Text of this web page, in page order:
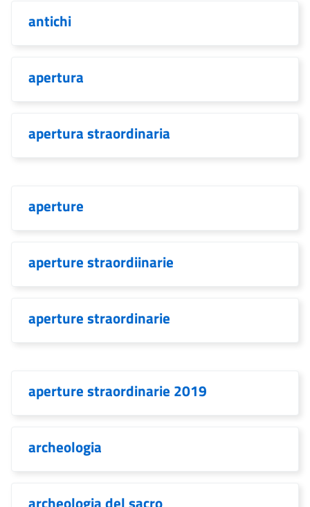
antichi
apertura
apertura straordinaria
aperture
aperture straordiinarie
aperture straordinarie
aperture straordinarie 2019
archeologia